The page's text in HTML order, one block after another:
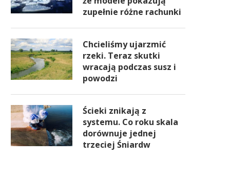
zupełnie różne rachunki
Chcieliśmy ujarzmić
rzeki. Teraz skutki
wracają podczas susz i
powodzi
Ścieki znikają z
systemu. Co roku skala
dorównuje jednej
trzeciej Śniardw